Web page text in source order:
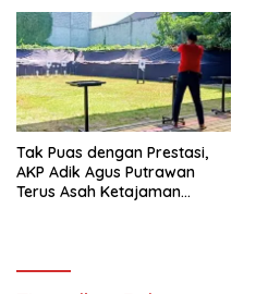
Tak Puas dengan Prestasi,
AKP Adik Agus Putrawan
Terus Asah Ketajaman